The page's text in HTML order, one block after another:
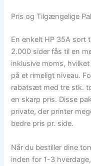
Pris og Tilgængelige
En enkelt HP 35A sort
2.000 sider fås til en
inklusive moms,
på et rimeligt niveau.
rabatsæt med tre stk.
en skarp pris. Disse
private, der printer
bedre pris pr. side.
Når du bestiller dine
inden for 1-3